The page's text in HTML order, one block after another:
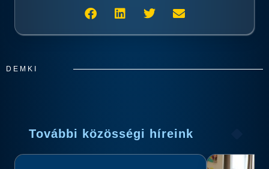
DEMKI
További közösségi híreink